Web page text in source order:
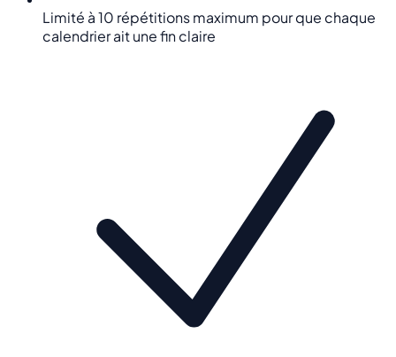
Limité à 10 répétitions maximum pour que chaque
calendrier ait une fin claire